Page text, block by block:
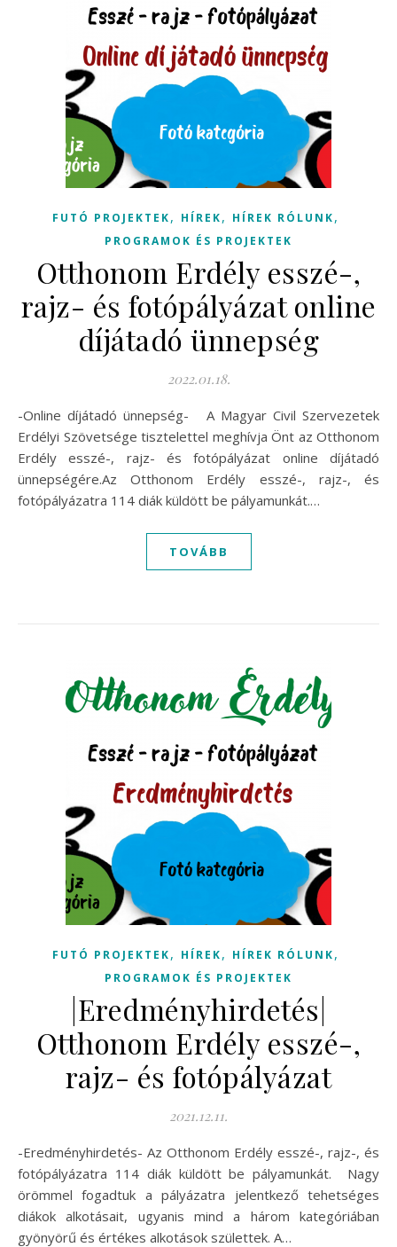
FUTÓ PROJEKTEK, HÍREK, HÍREK RÓLUNK,
PROGRAMOK ÉS PROJEKTEK
Otthonom Erdély esszé-,
rajz- és fotópályázat online
díjátadó ünnepség
2022.01.18.
-Online díjátadó ünnepség- A Magyar Civil Szervezetek
Erdélyi Szövetsége tisztelettel meghívja Önt az Otthonom
Erdély esszé-, rajz- és fotópályázat online díjátadó
ünnepségére.Az Otthonom Erdély esszé-, rajz-, és
fotópályázatra 114 diák küldött be pályamunkát.…
TOVÁBB
FUTÓ PROJEKTEK, HÍREK, HÍREK RÓLUNK,
PROGRAMOK ÉS PROJEKTEK
|Eredményhirdetés|
Otthonom Erdély esszé-,
rajz- és fotópályázat
2021.12.11.
-Eredményhirdetés- Az Otthonom Erdély esszé-, rajz-, és
fotópályázatra 114 diák küldött be pályamunkát. Nagy
örömmel fogadtuk a pályázatra jelentkező tehetséges
diákok alkotásait, ugyanis mind a három kategóriában
gyönyörű és értékes alkotások születtek. A…